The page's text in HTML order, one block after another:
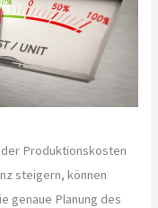
Produktionskosten
steigern, können
genaue Planung des